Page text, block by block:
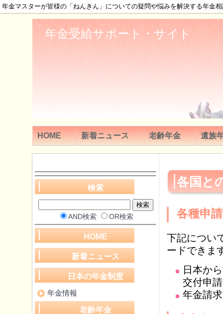
年金マスターが皆様の「ねんきん」についての疑問や悩みを解決する年金
年金受給サポート・サイト
HOME 新着ニュース 老齢年金 遺族
各国と
各種申
下記につい
ードできま
日本か
交付申
年金請
検索
AND検索 OR検索
HOME
新着ニュース
日本の年金制度
年金情報
老齢年金